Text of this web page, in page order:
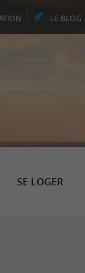
LE BLOG
SE LOGER